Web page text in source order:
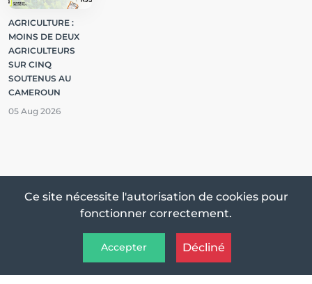
AGRICULTURE :
MOINS DE DEUX
AGRICULTEURS
SUR CINQ
SOUTENUS AU
CAMEROUN
05 Aug 2026
Tous droits réservés © 2026 Sciences Watch Infos
Termes et conditions Support Confidentialité
Ce site nécessite l'autorisation de cookies pour
fonctionner correctement.
Accepter Décliné